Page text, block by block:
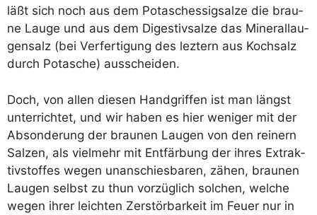
läßt sich noch aus dem Potasch­essig­s­al­ze die brau­
ne Lau­ge und aus dem Diges­tiv­sal­ze das Mine­ral­lau­
gen­salz (bei Ver­fer­ti­gung des lez­tern aus Koch­salz
durch Pota­sche) ausscheiden.
Doch, von allen die­sen Hand­grif­fen ist man längst
unter­rich­tet, und wir haben es hier weni­ger mit der
Abson­de­rung der brau­nen Lau­gen von den rei­nern
Sal­zen, als viel­mehr mit Ent­fär­bung der ihres Extrak­
tiv­stof­fes wegen unan­schies­ba­ren, zähen, brau­nen
Lau­gen selbst zu thun vor­züg­lich sol­chen, wel­che
wegen ihrer leich­ten Zer­stör­bar­keit im Feu­er nur in